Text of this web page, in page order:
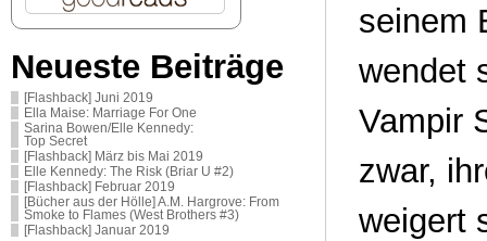
Neueste Beiträge
[Flashback] Juni 2019
Ella Maise: Marriage For One
Sarina Bowen/Elle Kennedy:
Top Secret
[Flashback] März bis Mai 2019
Elle Kennedy: The Risk (Briar U #2)
[Flashback] Februar 2019
[Bücher aus der Hölle] A.M. Hargrove: From
Smoke to Flames (West Brothers #3)
[Flashback] Januar 2019
seinem
wendet
Vampir
zwar,
weigert